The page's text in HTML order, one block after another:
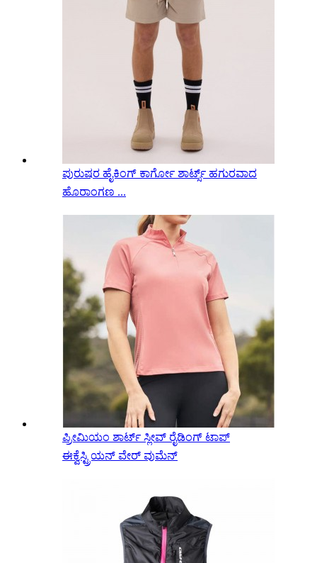
ಪುರುಷರ ಹೈಕಿಂಗ್ ಕಾರ್ಗೋ ಶಾರ್ಟ್ಸ್ ಹಗುರವಾದ
ಹೊರಾಂಗಣ ...
ಪ್ರೀಮಿಯಂ ಶಾರ್ಟ್ ಸ್ಲೀವ್ ರೈಡಿಂಗ್ ಟಾಪ್
ಈಕ್ವೆಸ್ಟ್ರಿಯನ್ ವೇರ್ ವುಮೆನ್